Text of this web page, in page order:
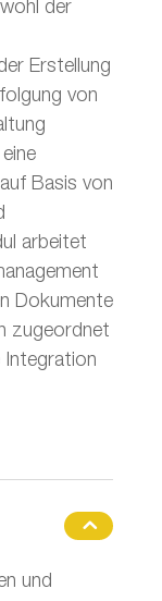
der
Erstellung
von
Basis von
arbeitet
Dokumente
zugeordnet
Integration
und